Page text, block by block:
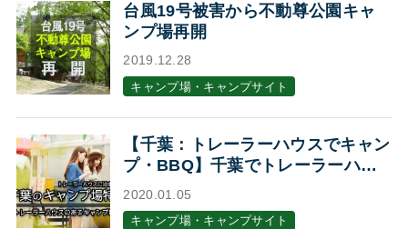
台風19号被害から不動尊公園キャ
ンプ場再開
2019.12.28
キャンプ場・キャンプサイト
【千葉：トレーラーハウスでキャン
プ・BBQ】千葉でトレーラーハウ
スに泊まれるキャンプ場・BBQ場7
選
2020.01.05
キャンプ場・キャンプサイト